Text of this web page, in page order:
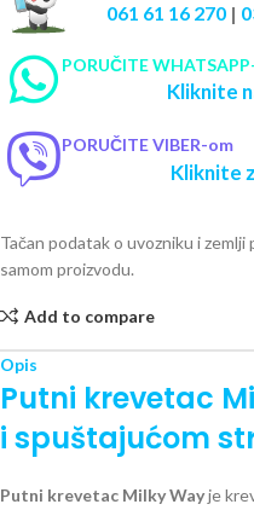
061 61 16 270 |
PORUČITE
Kliknite
PORUČITE VIBER-om
Kliknite
Tačan podatak o uvozniku i
samom proizvodu.
Add to compare
Opis
Putni krevetac
i spuštajućom
Putni krevetac Milky Wayje